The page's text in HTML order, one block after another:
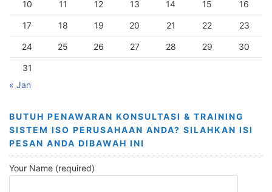
10 11 12 13 14 15 16
17 18 19 20 21 22 23
24 25 26 27 28 29 30
31
« Jan
BUTUH PENAWARAN KONSULTASI & TRAINING
SISTEM ISO PERUSAHAAN ANDA? SILAHKAN ISI
PESAN ANDA DIBAWAH INI
Your Name (required)